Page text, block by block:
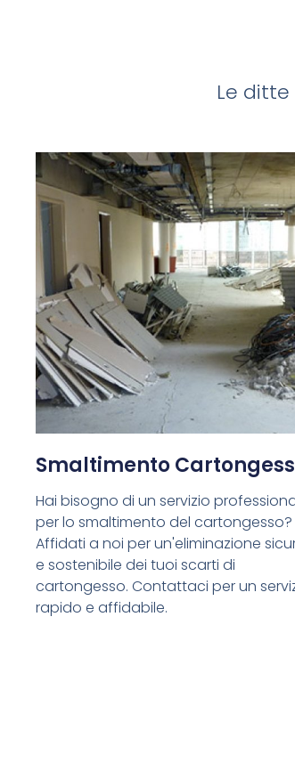
Le
Smaltimento
Hai bisogno di un servizio
per lo smaltimento del cartongesso?
Affidati a noi per un'eliminazione
e sostenibile dei tuoi scarti di
cartongesso. Contattaci per un
rapido e affidabile.